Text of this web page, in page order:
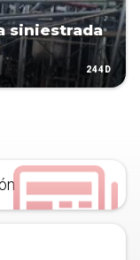
siniestrada
244D